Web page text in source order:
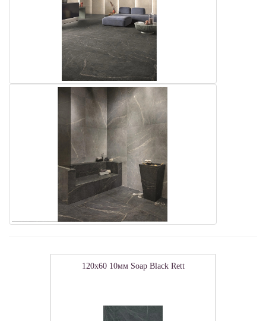
120x60 10мм Soap Black Rett